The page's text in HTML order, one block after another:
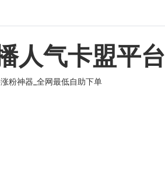
人气卡盟平台
粉神器_全网最低自助下单